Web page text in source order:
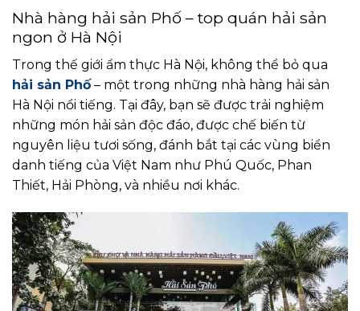
Nhà hàng hải sản Phố – top quán hải sản
ngon ở Hà Nội
Trong thế giới ẩm thực Hà Nội, không thể bỏ qua
hải sản Phố – một trong những nhà hàng hải sản
Hà Nội nổi tiếng. Tại đây, bạn sẽ được trải nghiệm
những món hải sản độc đáo, được chế biến từ
nguyên liệu tươi sống, đánh bắt tại các vùng biển
danh tiếng của Việt Nam như Phú Quốc, Phan
Thiết, Hải Phòng, và nhiều nơi khác.